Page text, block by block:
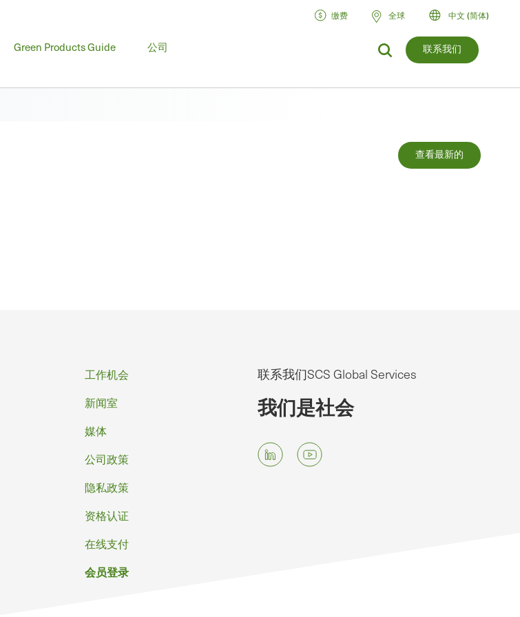
联系我们
Green Products Guide 公司
缴费 全球 中文 (简体)
查看最新的
页
脚
工作机会
新闻室
媒体
公司政策
隐私政策
资格认证
在线支付
会员登录
联系我们SCS Global Services
我们是社会